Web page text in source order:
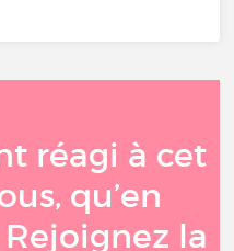
réagi à cet
qu’en
Rejoignez la